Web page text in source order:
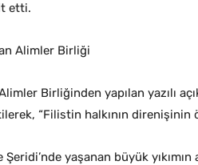
etti.
Alimler Birliği
Birliğinden yapılan yazılı
“Filistin halkının
Şeridi’nde yaşanan büyük